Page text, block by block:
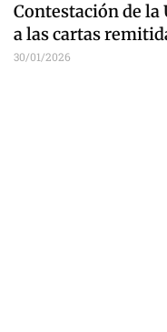
Contestación de
a las cartas
30/01/2026